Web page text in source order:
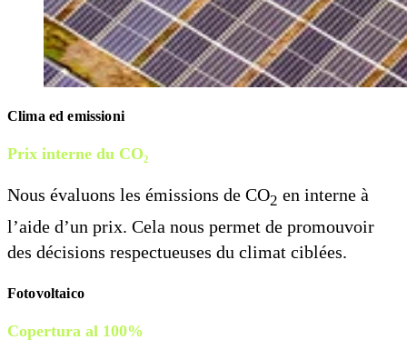
Clima ed emissioni
Prix interne du CO₂
Nous évaluons les émissions de CO2 en interne à
l’aide d’un prix. Cela nous permet de promouvoir
des décisions respectueuses du climat ciblées.
Fotovoltaico
Copertura al 100%